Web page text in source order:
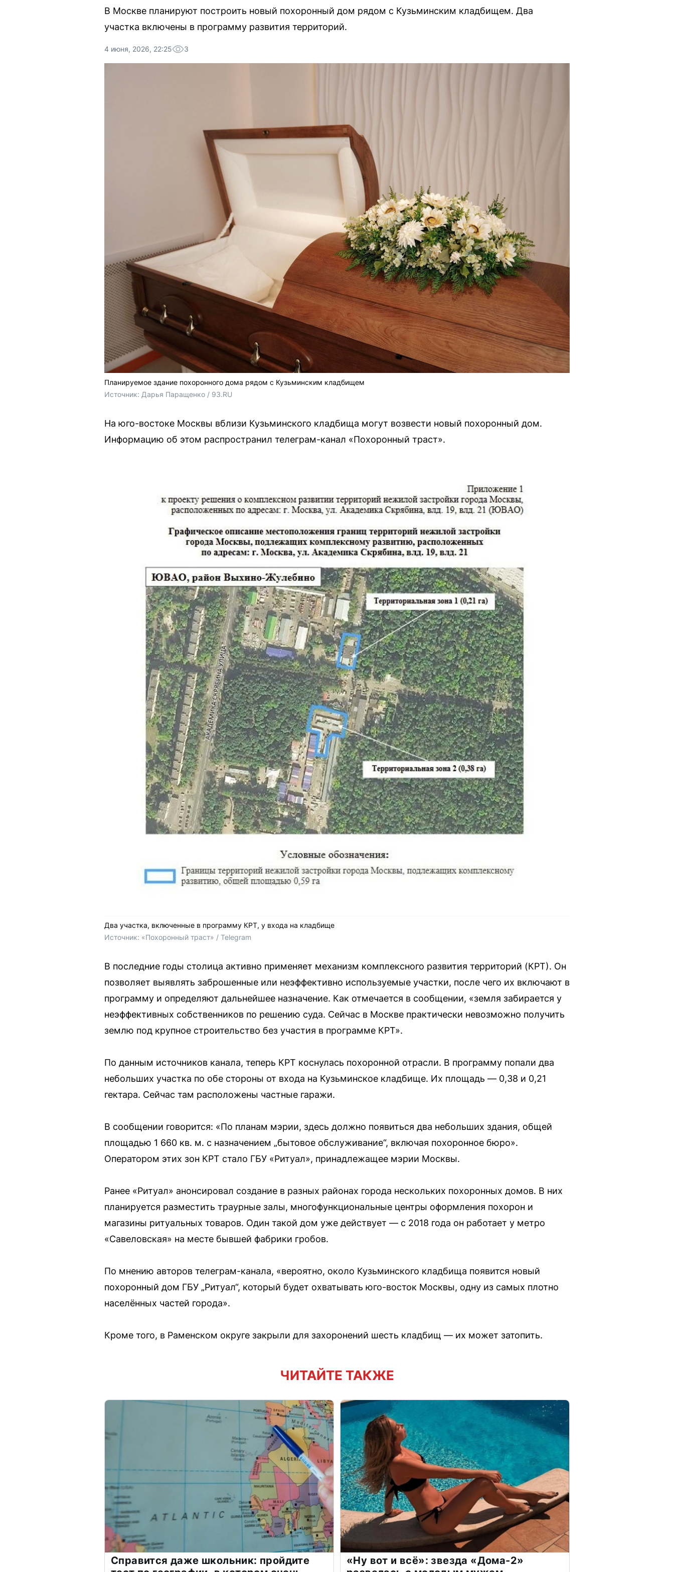
В Москве планируют построить новый похоронный дом рядом с Кузьминским кладбищем. Два
участка включены в программу развития территорий.
4 июня, 2026, 22:25 3
Планируемое здание похоронного дома рядом с Кузьминским кладбищем
Источник: Дарья Паращенко / 93.RU
На юго-востоке Москвы вблизи Кузьминского кладбища могут возвести новый похоронный дом.
Информацию об этом распространил телеграм-канал «Похоронный траст».
Два участка, включенные в программу КРТ, у входа на кладбище
Источник: «Похоронный траст» / Telegram
В последние годы столица активно применяет механизм комплексного развития территорий (КРТ). Он
позволяет выявлять заброшенные или неэффективно используемые участки, после чего их включают в
программу и определяют дальнейшее назначение. Как отмечается в сообщении, «земля забирается у
неэффективных собственников по решению суда. Сейчас в Москве практически невозможно получить
землю под крупное строительство без участия в программе КРТ».
По данным источников канала, теперь КРТ коснулась похоронной отрасли. В программу попали два
небольших участка по обе стороны от входа на Кузьминское кладбище. Их площадь — 0,38 и 0,21
гектара. Сейчас там расположены частные гаражи.
В сообщении говорится: «По планам мэрии, здесь должно появиться два небольших здания, общей
площадью 1 660 кв. м. с назначением „бытовое обслуживание“, включая похоронное бюро».
Оператором этих зон КРТ стало ГБУ «Ритуал», принадлежащее мэрии Москвы.
Ранее «Ритуал» анонсировал создание в разных районах города нескольких похоронных домов. В них
планируется разместить траурные залы, многофункциональные центры оформления похорон и
магазины ритуальных товаров. Один такой дом уже действует — с 2018 года он работает у метро
«Савеловская» на месте бывшей фабрики гробов.
По мнению авторов телеграм-канала, «вероятно, около Кузьминского кладбища появится новый
похоронный дом ГБУ „Ритуал“, который будет охватывать юго-восток Москвы, одну из самых плотно
населённых частей города».
Кроме того, в Раменском округе закрыли для захоронений шесть кладбищ — их может затопить.
ЧИТАЙТЕ ТАКЖЕ
Справится даже школьник: пройдите
«Ну вот и всё»: звезда «Дома-2»